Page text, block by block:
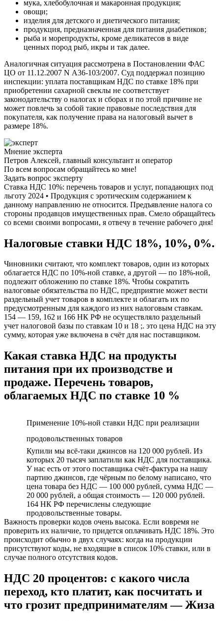
мука, хлебобулочная и макаронная продукция;
овощи;
изделия для детского и диетического питания;
продукция, предназначенная для питания диабетиков;
рыба и морепродукты, кроме деликатесов в виде
ценных пород рыб, икры и так далее.
Аналогичная ситуация рассмотрена в Постановлении ФАС
ЦО от 11.12.2007 N А36-103/2007. Суд поддержал позицию
инспекции: уплата поставщикам НДС по ставке 18% при
приобретении сахарной свеклы не соответствует
законодательству о налогах и сборах и по этой причине не
может повлечь за собой такие правовые последствия для
покупателя, как получение права на налоговый вычет в
размере 18%.
Мнение эксперта
Петров Алексей, главный консультант и оператор
По всем вопросам обращайтесь ко мне!
Задать вопрос эксперту
Ставка НДС 10%: перечень товаров и услуг, попадающих под
льготу 2024 • Продукция с эротическим содержанием к
данному направлению не относится. Предъявление налога со
стороны продавцов имущественных прав. Смело обращайтесь
со всеми своими вопросами, я отвечу в течение рабочего дня!
Налоговые ставки НДС 18%, 10%, 0%.
Чиновники считают, что комплект товаров, один из которых
облагается НДС по 10%-ной ставке, а другой — по 18%-ной,
подлежит обложению по ставке 18%. Чтобы сократить
налоговые обязательства по НДС, предприятие может вести
раздельный учет товаров в комплекте и облагать их по
предусмотренным для каждого из них налоговым ставкам.
154 — 159, 162 и 166 НК РФ не осуществляло раздельный
учет налоговой базы по ставкам 10 и 18 ;. это цена НДС на эту
сумму, которая уже включена в счёт для нас поставщиком.
Какая ставка НДС на продукты
питания при их производстве и
продаже. Перечень товаров,
облагаемых НДС по ставке 10 %
Применение 10%-ной ставки НДС при реализации
продовольственных товаров
Купили мы всё-таки джинсов на 120 000 рублей. Из
которых 20 тысяч заплатили как НДС для поставщика.
У нас есть от этого поставщика счёт-фактура на нашу
партию джинсов, где чёрным по белому написано, что
цена товара без НДС — 100 000 рублей, сумма НДС —
20 000 рублей, а общая стоимость — 120 000 рублей.
164 НК РФ перечислены следующие
продовольственные товары.
Важность проверки кодов очень высока. Если вовремя не
проверить их наличие, то придется оплачивать НДС 18%. Это
происходит обычно в двух случаях: когда на продукции
присутствуют коды, не входящие в список 10% ставки, или в
случае полного отсутствия кодов.
НДС 20 процентов: с какого числа
переход, кто платит, как посчитать и
что грозит предпринимателям — Жиза